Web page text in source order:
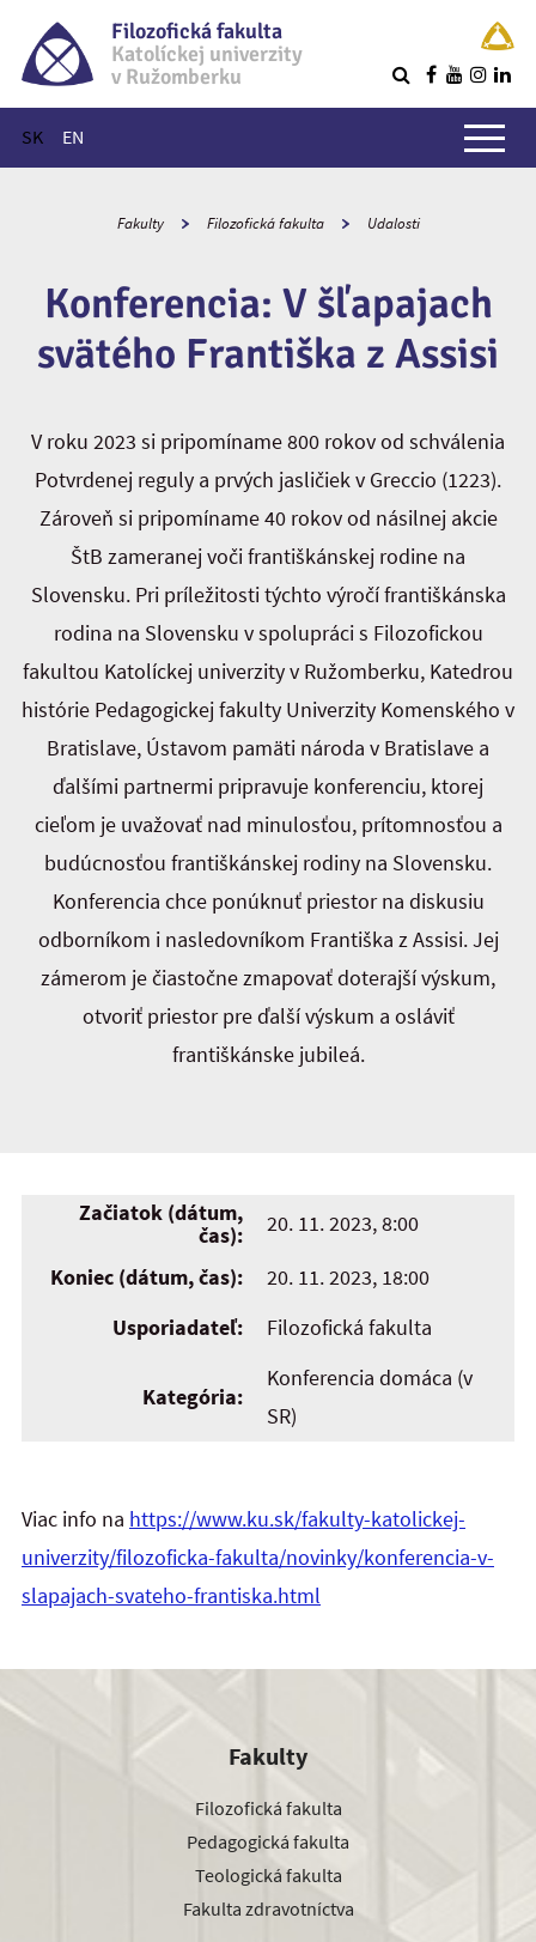
Filozofická fakulta
Katolíckej univerzity
v Ružomberku
SK EN
Hlavné menu
Fakulty Filozofická fakulta Udalosti
Konferencia: V šľapajach
svätého Františka z Assisi
V roku 2023 si pripomíname 800 rokov od schválenia
Potvrdenej reguly a prvých jasličiek v Greccio (1223).
Zároveň si pripomíname 40 rokov od násilnej akcie
ŠtB zameranej voči františkánskej rodine na
Slovensku. Pri príležitosti týchto výročí františkánska
rodina na Slovensku v spolupráci s Filozofickou
fakultou Katolíckej univerzity v Ružomberku, Katedrou
histórie Pedagogickej fakulty Univerzity Komenského v
Bratislave, Ústavom pamäti národa v Bratislave a
ďalšími partnermi pripravuje konferenciu, ktorej
cieľom je uvažovať nad minulosťou, prítomnosťou a
budúcnosťou františkánskej rodiny na Slovensku.
Konferencia chce ponúknuť priestor na diskusiu
odborníkom i nasledovníkom Františka z Assisi. Jej
zámerom je čiastočne zmapovať doterajší výskum,
otvoriť priestor pre ďalší výskum a osláviť
františkánske jubileá.
Začiatok (dátum,
čas):
20. 11. 2023, 8:00
Koniec (dátum, čas):
20. 11. 2023, 18:00
Usporiadateľ:
Filozofická fakulta
Kategória:
Konferencia domáca (v
SR)
Viac info na https://www.ku.sk/fakulty-katolickej-
univerzity/filozoficka-fakulta/novinky/konferencia-v-
slapajach-svateho-frantiska.html
Fakulty
Filozofická fakulta
Pedagogická fakulta
Teologická fakulta
Fakulta zdravotníctva